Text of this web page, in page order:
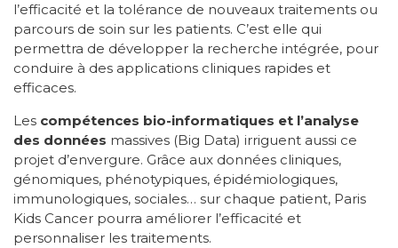
l’efficacité et la tolérance de nouveaux traitements ou
parcours de soin sur les patients. C’est elle qui
permettra de développer la recherche intégrée, pour
conduire à des applications cliniques rapides et
efficaces.
Les compétences bio-informatiques et l’analyse
des données massives (Big Data) irriguent aussi ce
projet d’envergure. Grâce aux données cliniques,
génomiques, phénotypiques, épidémiologiques,
immunologiques, sociales… sur chaque patient, Paris
Kids Cancer pourra améliorer l’efficacité et
personnaliser les traitements.